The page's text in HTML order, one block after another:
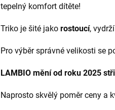
tepelný komfort dítěte!
Triko je šité jako rostoucí,
Pro výběr správné velikosti se
LAMBIO mění od roku 2025
Naprosto skvělý poměr ceny a